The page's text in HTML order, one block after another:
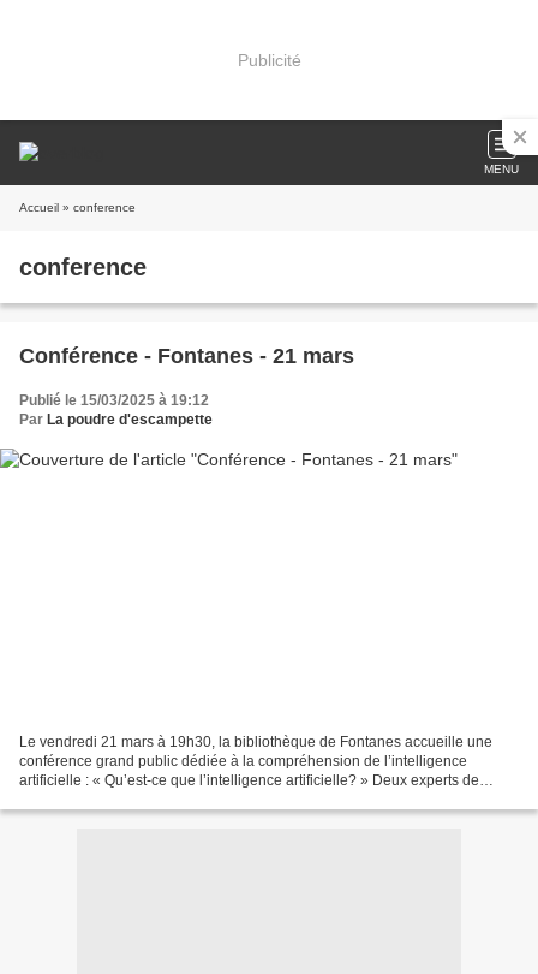
Publicité
MENU
Accueil » conference
conference
Conférence - Fontanes - 21 mars
Publié le 15/03/2025 à 19:12
Par La poudre d'escampette
Le vendredi 21 mars à 19h30, la bibliothèque de Fontanes accueille une
conférence grand public dédiée à la compréhension de l’intelligence
artificielle : « Qu’est-ce que l’intelligence artificielle? » Deux experts de